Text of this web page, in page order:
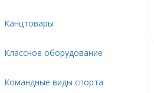
Канцтовары
Классное оборудование
Командные виды спорта